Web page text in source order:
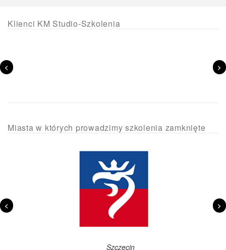
Klienci KM Studio-Szkolenia
< >
Miasta w których prowadzimy szkolenia zamknięte
Szczecin
< >